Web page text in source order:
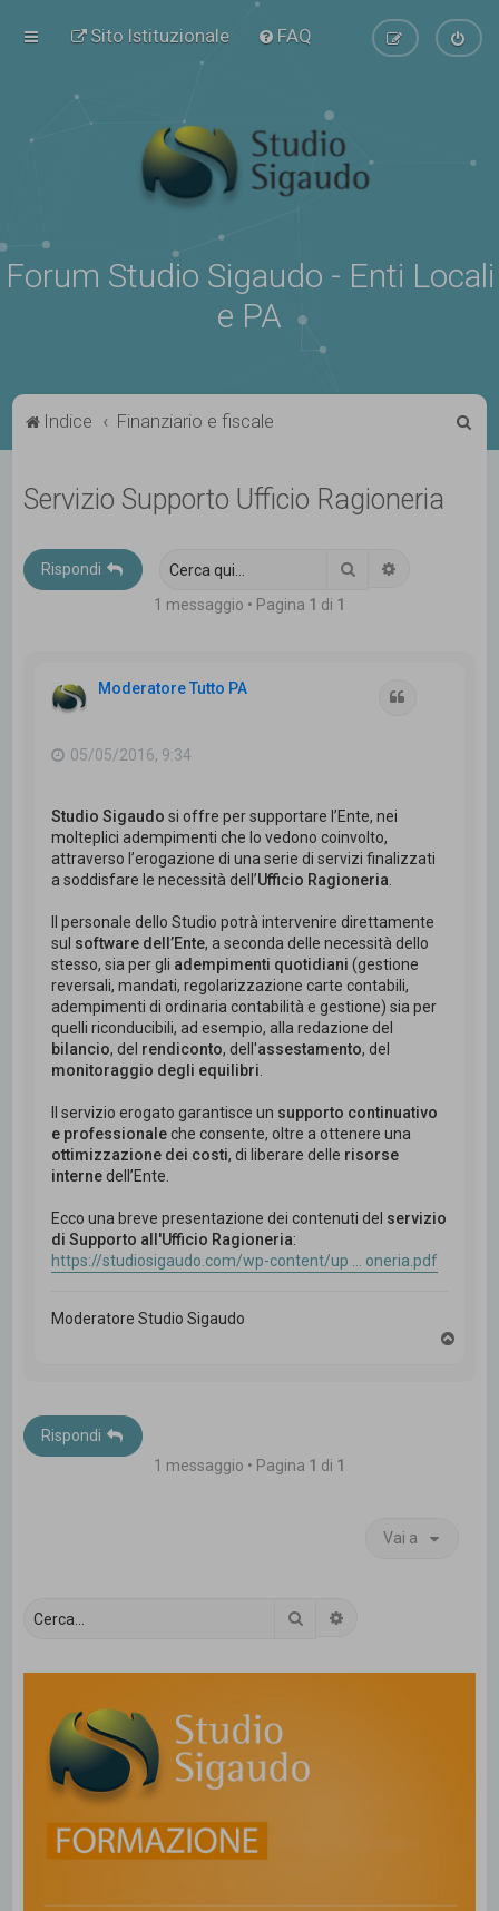
Sito Istituzionale FAQ
Forum Studio Sigaudo - Enti Locali
e PA
Indice Finanziario e fiscale
Servizio Supporto Ufficio Ragioneria
Rispondi Cerca
1 messaggio • Pagina 1 di 1
Moderatore Tutto PA
05/05/2016, 9:34
Studio Sigaudo si offre per supportare l’Ente, nei
molteplici adempimenti che lo vedono coinvolto,
attraverso l’erogazione di una serie di servizi finalizzati
a soddisfare le necessità dell’Ufficio Ragioneria.
Il personale dello Studio potrà intervenire direttamente
sul software dell’Ente, a seconda delle necessità dello
stesso, sia per gli adempimenti quotidiani (gestione
reversali, mandati, regolarizzazione carte contabili,
adempimenti di ordinaria contabilità e gestione) sia per
quelli riconducibili, ad esempio, alla redazione del
bilancio, del rendiconto, dell'assestamento, del
monitoraggio degli equilibri.
Il servizio erogato garantisce un supporto continuativo
e professionaleche consente, oltre a ottenere una
ottimizzazione dei costi, di liberare delle risorse
interne dell’Ente.
Ecco una breve presentazione dei contenuti del servizio
di Supporto all'Ufficio Ragioneria:
https://studiosigaudo.com/wp-content/up ... oneria.pdf
Moderatore Studio Sigaudo
Rispondi
1 messaggio • Pagina 1 di 1
Vai a
Cerca